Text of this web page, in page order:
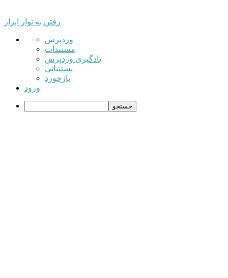
رفتن به نوار ابزار
درباره
وردپرس
وردپرس
مستندات
یادگیری وردپرس
پشتیبانی
بازخورد
ورود
جستجو